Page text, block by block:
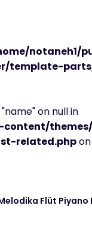
notaneh1/
template-
on null in
related.php
Flüt Piyano